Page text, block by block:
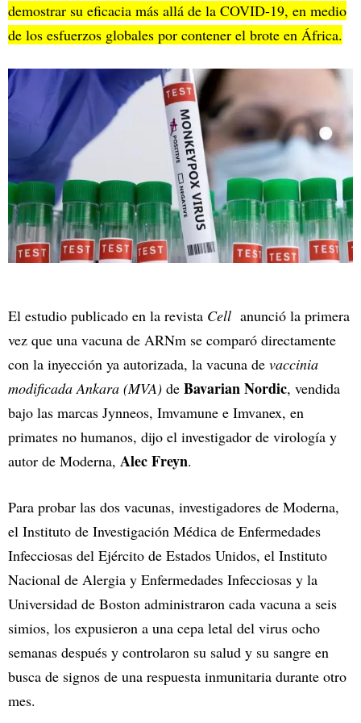
demostrar su eficacia más allá de la COVID-19, en medio
de los esfuerzos globales por contener el brote en África.
El estudio publicado en la revista Cell anunció la primera
vez que una vacuna de ARNm se comparó directamente
con la inyección ya autorizada, la vacuna de vaccinia
modificada Ankara (MVA) de Bavarian Nordic, vendida
bajo las marcas Jynneos, Imvamune e Imvanex, en
primates no humanos, dijo el investigador de virología y
autor de Moderna, Alec Freyn.
Para probar las dos vacunas, investigadores de Moderna,
el Instituto de Investigación Médica de Enfermedades
Infecciosas del Ejército de Estados Unidos, el Instituto
Nacional de Alergia y Enfermedades Infecciosas y la
Universidad de Boston administraron cada vacuna a seis
simios, los expusieron a una cepa letal del virus ocho
semanas después y controlaron su salud y su sangre en
busca de signos de una respuesta inmunitaria durante otro
mes.